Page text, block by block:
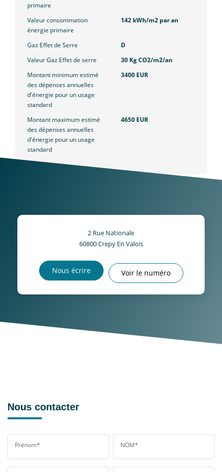
primaire
Valeur consommation
énergie primaire
142 kWh/m2 par an
Gaz Effet de Serre
D
Valeur Gaz Effet de serre
30 Kg CO2/m2/an
Montant minimum estimé
des dépenses annuelles
d'énergie pour un usage
standard
3400 EUR
Montant maximum estimé
des dépenses annuelles
d'énergie pour un usage
standard
4650 EUR
2 Rue Nationale
60800Crepy En Valois
Nous écrire Voir le numéro
Nous contacter
Prénom* NOM*